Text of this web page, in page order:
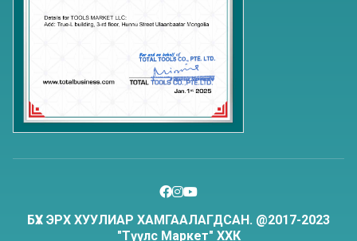
БҮХ ЭРХ ХУУЛИАР ХАМГААЛАГДСАН. @2017-2023
"Түүлс Маркет" ХХК